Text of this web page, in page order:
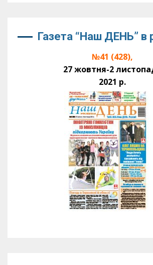
Газета “Наш ДЕНЬ” в
№41 (428),
27 жовтня-2
2021 р.